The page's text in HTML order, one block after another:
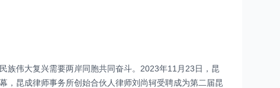
族伟大复兴需要两岸同胞共同奋斗。2023年11月23日，昆
，昆成律师事务所创始合伙人律师刘尚轲受聘成为第二届昆